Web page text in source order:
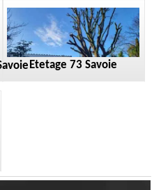
Etetage 73 Savoie